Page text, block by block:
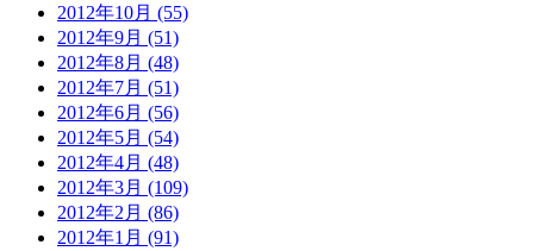
2012年10月 (55)
2012年9月 (51)
2012年8月 (48)
2012年7月 (51)
2012年6月 (56)
2012年5月 (54)
2012年4月 (48)
2012年3月 (109)
2012年2月 (86)
2012年1月 (91)